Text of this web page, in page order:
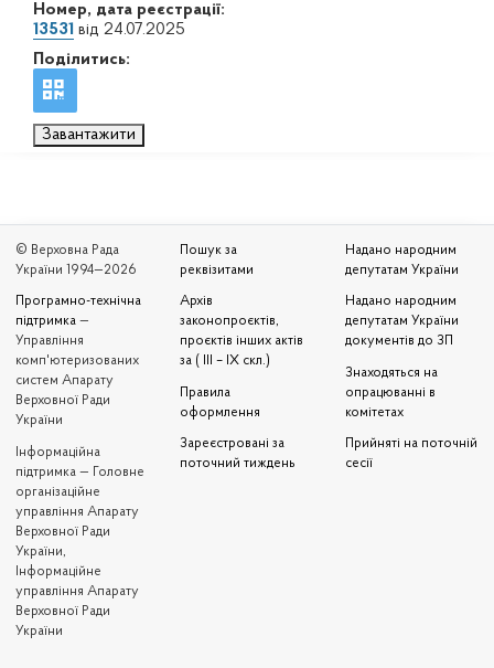
Номер, дата реєстрації:
13531 від 24.07.2025
Поділитись:
Завантажити
© Верховна Рада
України 1994—2026
Програмно-технічна
підтримка —
Управління
комп'ютеризованих
систем Апарату
Верховної Ради
України
Iнформаційна
підтримка — Головне
організаційне
управління Апарату
Верховної Ради
України,
Інформаційне
управління Апарату
Верховної Ради
України
Пошук за
реквізитами
Архів
законопроєктів,
проєктів інших актів
за ( III – IX скл.)
Правила
оформлення
Зареєстровані за
поточний тиждень
Надано народним
депутатам України
Надано народним
депутатам України
документів до ЗП
Знаходяться на
опрацюванні в
комітетах
Прийняті на поточній
сесії